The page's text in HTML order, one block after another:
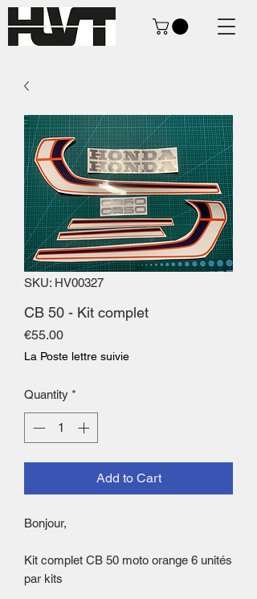
SKU: HV00327
CB 50 - Kit complet
€55.00Price
La Poste lettre suivie
Quantity *
Add to Cart
Bonjour,
Kit complet CB 50 moto orange 6 unités
par kits